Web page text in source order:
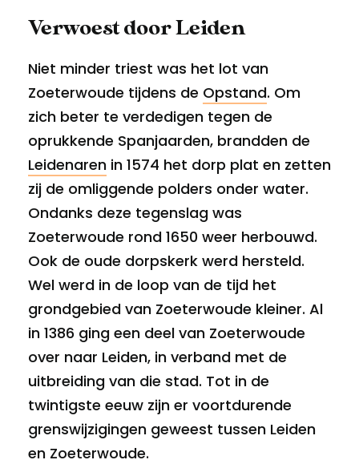
Verwoest door Leiden
Niet minder triest was het lot van
Zoeterwoude tijdens de Opstand. Om
zich beter te verdedigen tegen de
oprukkende Spanjaarden, brandden de
Leidenaren in 1574 het dorp plat en zetten
zij de omliggende polders onder water.
Ondanks deze tegenslag was
Zoeterwoude rond 1650 weer herbouwd.
Ook de oude dorpskerk werd hersteld.
Wel werd in de loop van de tijd het
grondgebied van Zoeterwoude kleiner. Al
in 1386 ging een deel van Zoeterwoude
over naar Leiden, in verband met de
uitbreiding van die stad. Tot in de
twintigste eeuw zijn er voortdurende
grenswijzigingen geweest tussen Leiden
en Zoeterwoude.